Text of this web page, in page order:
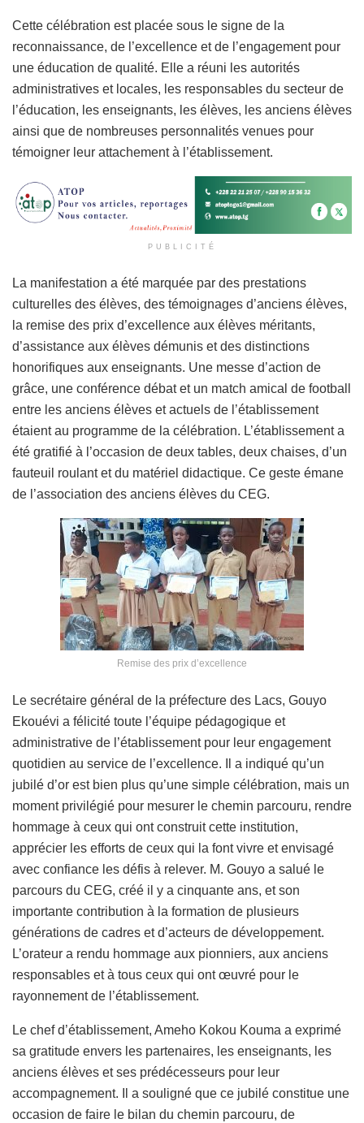
Cette célébration est placée sous le signe de la
reconnaissance, de l’excellence et de l’engagement pour
une éducation de qualité. Elle a réuni les autorités
administratives et locales, les responsables du secteur de
l’éducation, les enseignants, les élèves, les anciens élèves
ainsi que de nombreuses personnalités venues pour
témoigner leur attachement à l’établissement.
PUBLICITÉ
La manifestation a été marquée par des prestations
culturelles des élèves, des témoignages d’anciens élèves,
la remise des prix d’excellence aux élèves méritants,
d’assistance aux élèves démunis et des distinctions
honorifiques aux enseignants. Une messe d’action de
grâce, une conférence débat et un match amical de football
entre les anciens élèves et actuels de l’établissement
étaient au programme de la célébration. L’établissement a
été gratifié à l’occasion de deux tables, deux chaises, d’un
fauteuil roulant et du matériel didactique. Ce geste émane
de l’association des anciens élèves du CEG.
Remise des prix d’excellence
Le secrétaire général de la préfecture des Lacs, Gouyo
Ekouévi a félicité toute l’équipe pédagogique et
administrative de l’établissement pour leur engagement
quotidien au service de l’excellence. Il a indiqué qu’un
jubilé d’or est bien plus qu’une simple célébration, mais un
moment privilégié pour mesurer le chemin parcouru, rendre
hommage à ceux qui ont construit cette institution,
apprécier les efforts de ceux qui la font vivre et envisagé
avec confiance les défis à relever. M. Gouyo a salué le
parcours du CEG, créé il y a cinquante ans, et son
importante contribution à la formation de plusieurs
générations de cadres et d’acteurs de développement.
L’orateur a rendu hommage aux pionniers, aux anciens
responsables et à tous ceux qui ont œuvré pour le
rayonnement de l’établissement.
Le chef d’établissement, Ameho Kokou Kouma a exprimé
sa gratitude envers les partenaires, les enseignants, les
anciens élèves et ses prédécesseurs pour leur
accompagnement. Il a souligné que ce jubilé constitue une
occasion de faire le bilan du chemin parcouru, de